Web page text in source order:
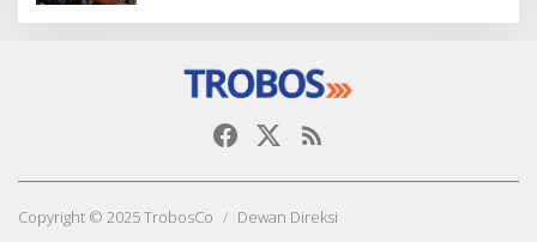
Copyright © 2025 TrobosCo Dewan Direksi